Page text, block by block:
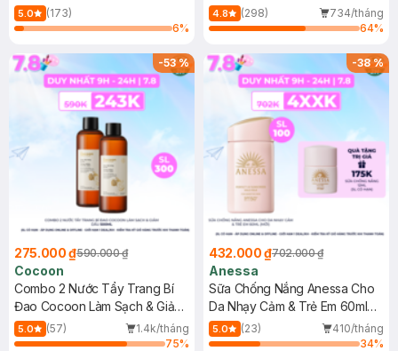
150ml
5.0
(173)
6%
4.8 (298)
734/tháng
64%
-53%
275.000 ₫590.000 ₫
Cocoon
Combo 2 Nước Tẩy Trang Bí
Đao Cocoon Làm Sạch & Giảm
Dầu 500ml
5.0 (57)
1.4k/tháng
75%
-38%
432.000 ₫702.000 ₫
Anessa
Sữa Chống Nắng Anessa Cho
Da Nhạy Cảm & Trẻ Em 60ml
(Mới)
5.0 (23)
410/tháng
34%